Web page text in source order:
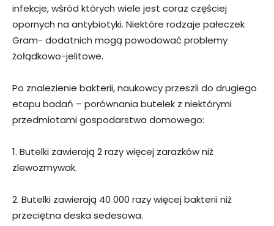
infekcje, wśród których wiele jest coraz częściej
opornych na antybiotyki. Niektóre rodzaje pałeczek
Gram- dodatnich mogą powodować problemy
żołądkowo-jelitowe.
Po znalezienie bakterii, naukowcy przeszli do drugiego
etapu badań – porównania butelek z niektórymi
przedmiotami gospodarstwa domowego:
1. Butelki zawierają 2 razy więcej zarazków niż
zlewozmywak.
2. Butelki zawierają 40 000 razy więcej bakterii niż
przeciętna deska sedesowa.